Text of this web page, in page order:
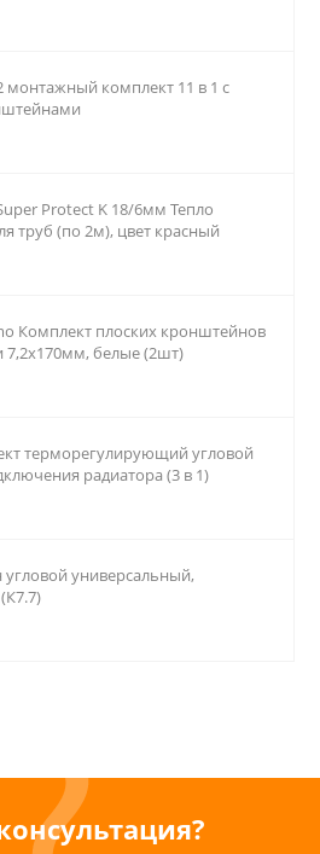
монтажный комплект 11 в 1 с
Protect K 18/6мм Тепло
труб (по 2м), цвет красный
Комплект плоских кронштейнов
7,2х170мм, белые (2шт)
терморегулирующий угловой
радиатора (3 в 1)
универсальный,